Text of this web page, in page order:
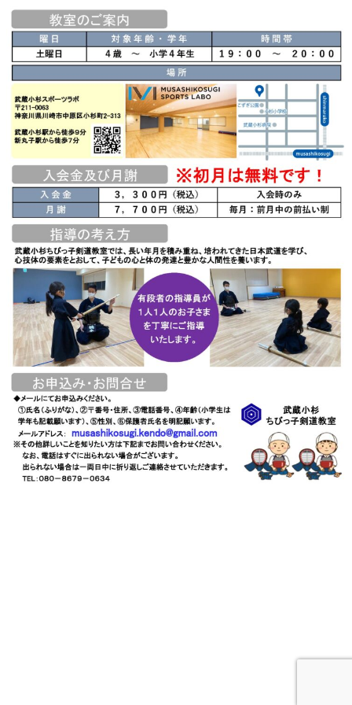
メ
イ
ン
コ
ン
テ
ン
ツ
へ
移
動